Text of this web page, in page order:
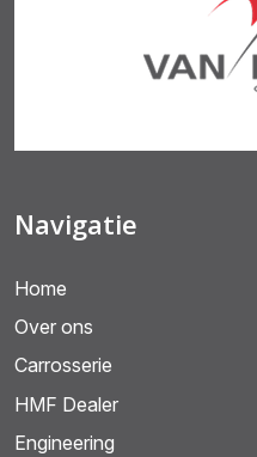
Navigatie
Home
Over ons
Carrosserie
HMF Dealer
Engineering